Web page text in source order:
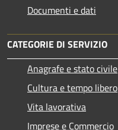
Documenti e dati
CATEGORIE DI SERVIZIO
Anagrafe e stato civile
Cultura e tempo libero
Vita lavorativa
Imprese e Commercio